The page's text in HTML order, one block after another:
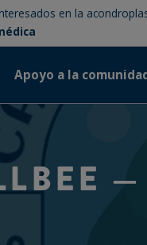
en la
Apoyo a la
—